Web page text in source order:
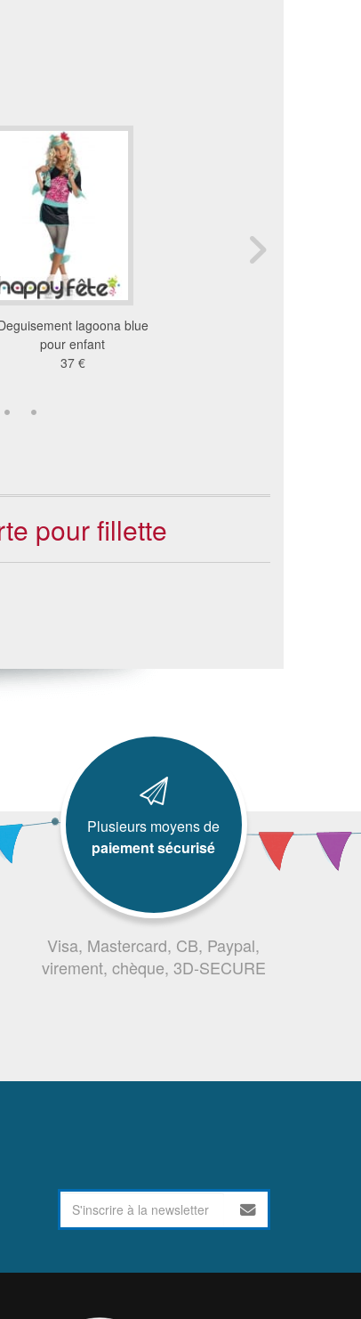
lagoona blue
pour enfant
37 €
pour fillette
Plusieurs moyens de
paiement sécurisé
Visa, Mastercard, CB, Paypal,
virement, chèque, 3D-SECURE